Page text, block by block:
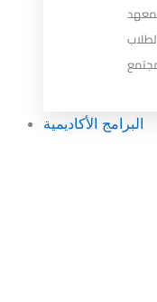
البرامج الأكاديمية